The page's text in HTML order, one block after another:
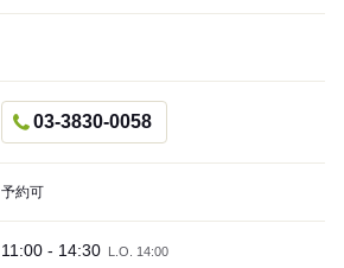
03-3830-0058
予約可
11:00 - 14:30 L.O. 14:00